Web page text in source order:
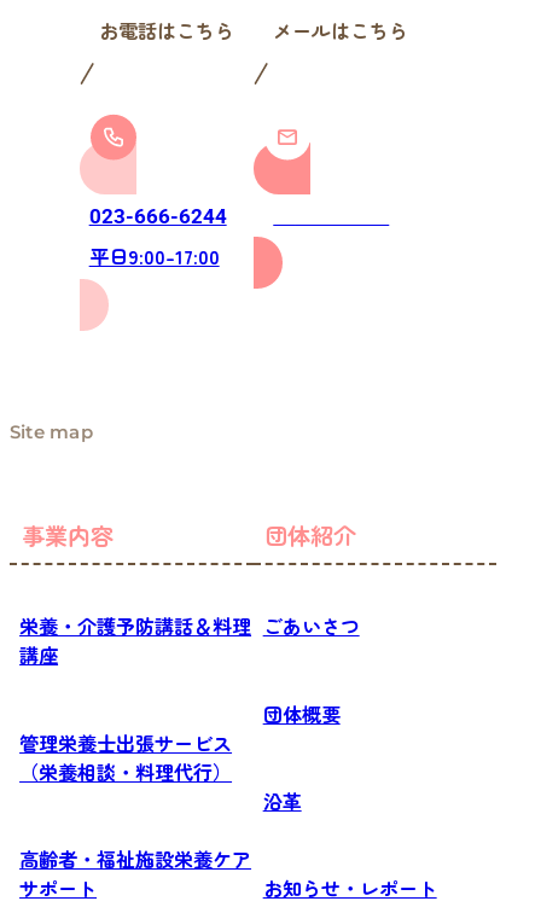
お電話はこちら
023-666-6244
平日9:00-17:00
メールはこちら
Site map
事業内容
栄養・介護予防講話＆料理
講座
管理栄養士出張サービス
（栄養相談・料理代行）
高齢者・福祉施設栄養ケア
サポート
団体紹介
ごあいさつ
団体概要
沿革
お知らせ・レポート